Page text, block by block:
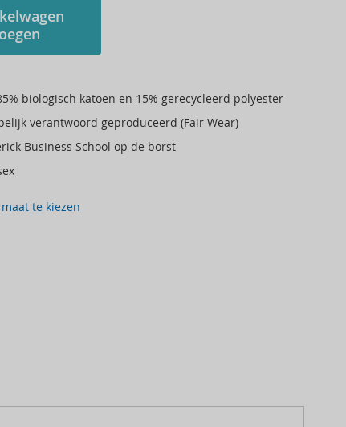
biologisch katoen en 15% gerecycleerd polyester
verantwoord geproduceerd (Fair Wear)
Business School op de borst
te kiezen